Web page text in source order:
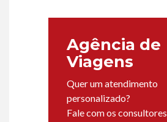
Agência de
Viagens
Quer um atendimento
personalizado?
Fale com os